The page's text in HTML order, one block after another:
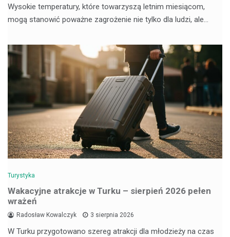
Wysokie temperatury, które towarzyszą letnim miesiącom,
mogą stanowić poważne zagrożenie nie tylko dla ludzi, ale…
Turystyka
Wakacyjne atrakcje w Turku – sierpień 2026 pełen
wrażeń
Radosław Kowalczyk 3 sierpnia 2026
W Turku przygotowano szereg atrakcji dla młodzieży na czas